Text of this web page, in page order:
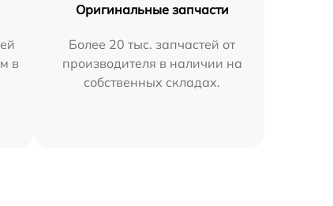
в
Оригинальные запчасти
Более 20 тыс. запчастей от
производителя в наличии на
собственных складах.